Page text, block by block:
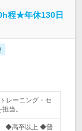
程★年休130日
レーニング・セ
当。
】 ◆高卒以上 ◆普